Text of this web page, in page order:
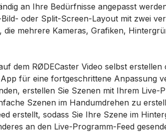
an Ihre Bedürfnisse angepasst
oder Split-Screen-Layout mit zwei
die mehrere Kameras, Grafiken,
dem RØDECaster Video selbst
für eine fortgeschrittene Anpassung
erstellen Sie Szenen mit Ihrem Live-
Szenen im Handumdrehen zu
erstellt, sodass Sie Ihre Szene im
an den Live-Programm-Feed